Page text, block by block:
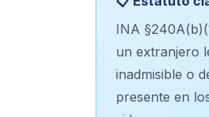
INA
un extranjero
inadmisible o
presente en